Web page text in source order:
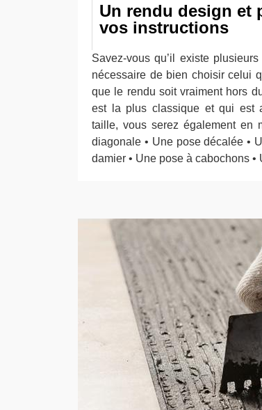
Un rendu design et
vos instructions
Savez-vous qu’il existe
nécessaire de bien choisir celui
que le rendu soit vraiment hors
est la plus classique et qui est
taille, vous serez également en
diagonale • Une pose décalée •
damier • Une pose à cabochons